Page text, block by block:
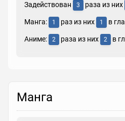
Задействован 3 раза из них
Манга: 1 раз из них 1 в
Аниме: 2 раза из них 2 в
Манга